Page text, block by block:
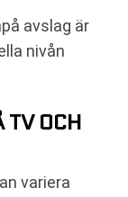
avslag är
nivån
TV OCH
variera